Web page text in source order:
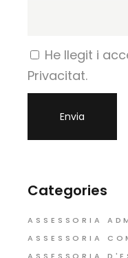
He llegit i
Privacitat.
Categories
ASSESSORIA
ASSESSORIA
ASSESSORIA